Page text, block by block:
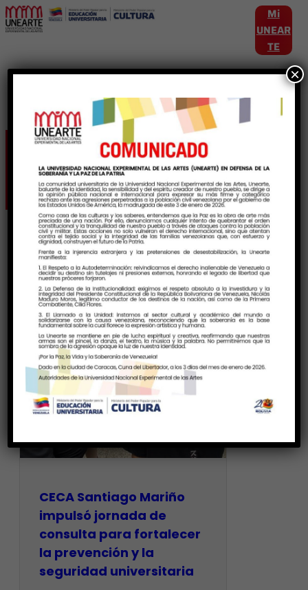
Mi
UNEAR
TE
Etiqueta:TalentoArtistico
CECA Santiago Mariño
impulsó jornada de
consulta para fortalecer
la prevención y la
seguridad universitaria
×